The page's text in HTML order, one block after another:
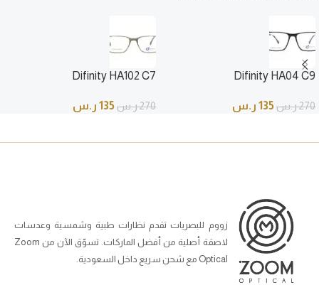
Difinity HA04 C9
270ر.س135 ر.س
Difinity HA102 C7
270ر.س135 ر.س
زووم للبصريات تقدم نظارات طبية وشمسية وعدسات
لاصقة أصلية من أفضل الماركات. تسوّق الآن من Zoom
Optical مع شحن سريع داخل السعودية.